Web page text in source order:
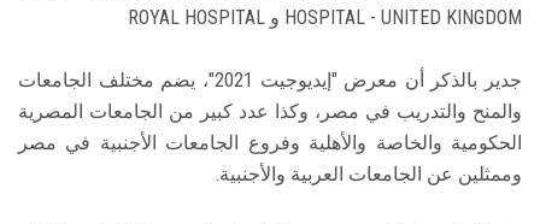
HOSPITAL - UNITED KINGDOM و ROYAL HOSPITAL
جدير بالذكر أن معرض "إيديوجيت 2021"، يضم مختلف الجامعات
والمنح والتدريب في مصر، وكذا عدد كبير من الجامعات المصرية
الحكومية والخاصة واﻷهلية وفروع الجامعات الأجنبية في مصر
وممثلين عن الجامعات العربية والأجنبية.